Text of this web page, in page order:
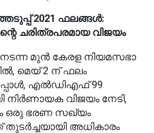
2021 ഫലങ്ങൾ:
ചരിത്രപരമായ വിജയം
മുൻ കേരള നിയമസഭാ
മെയ് 2 ന് ഫലം
എൽഡിഎഫ് 99
നിർണായക വിജയം നേടി,
ഒരു ഭരണ സഖ്യം
അധികാരം